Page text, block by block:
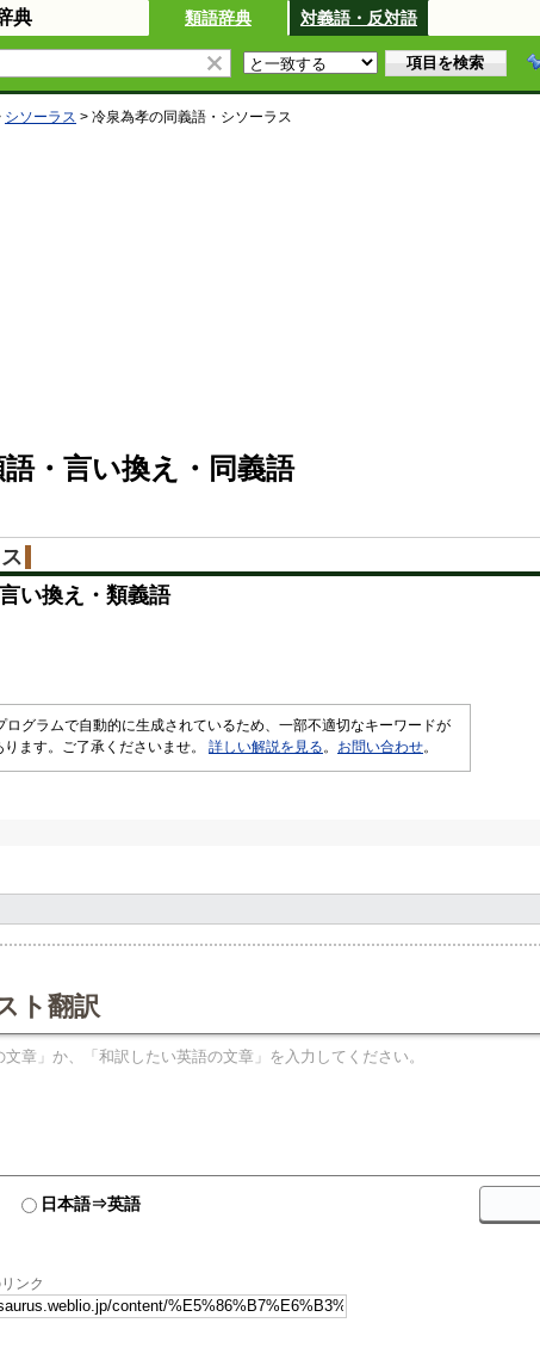
典 類語辞典 対義語・反対語
シソーラス > 冷泉為孝の同義語・シソーラス
9
.
%
・言い換え・同義語
い換え・類義語
ログラムで自動的に生成されているため、一部不適切なキーワードが
ます。ご了承くださいませ。 詳しい解説を見る 。 お問い合わせ。
ト翻訳
日本語⇒英語
ンク